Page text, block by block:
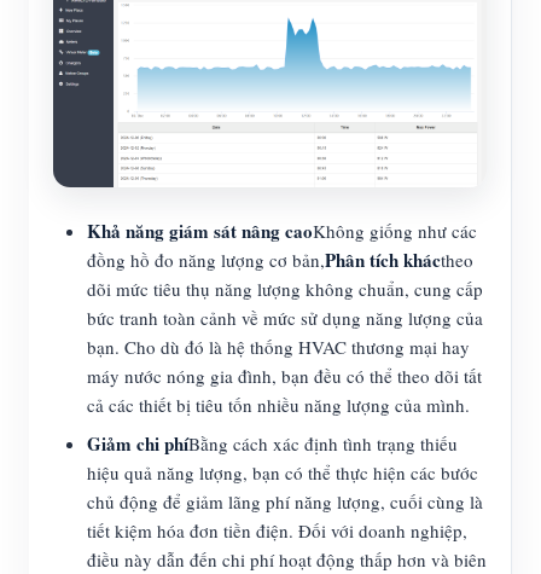
Khả năng giám sát nâng caoKhông giống như các
đồng hồ đo năng lượng cơ bản,Phân tích kháctheo
dõi mức tiêu thụ năng lượng không chuẩn, cung cấp
bức tranh toàn cảnh về mức sử dụng năng lượng của
bạn. Cho dù đó là hệ thống HVAC thương mại hay
máy nước nóng gia đình, bạn đều có thể theo dõi tất
cả các thiết bị tiêu tốn nhiều năng lượng của mình.
Giảm chi phíBằng cách xác định tình trạng thiếu
hiệu quả năng lượng, bạn có thể thực hiện các bước
chủ động để giảm lãng phí năng lượng, cuối cùng là
tiết kiệm hóa đơn tiền điện. Đối với doanh nghiệp,
điều này dẫn đến chi phí hoạt động thấp hơn và biên